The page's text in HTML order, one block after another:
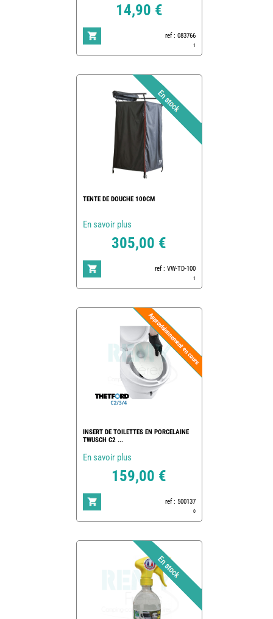
14,90 €
ref : 083766
1
TENTE DE DOUCHE 100CM
En savoir plus
305,00 €
ref : VW-TD-100
1
INSERT DE TOILETTES EN PORCELAINE
TWUSCH C2 ...
En savoir plus
159,00 €
ref : 500137
0